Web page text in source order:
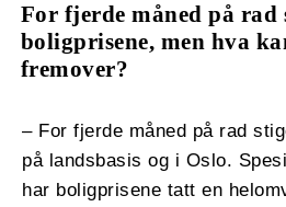
For fjerde måned på rad
boligprisene, men hva
fremover?
– For fjerde måned på rad
på landsbasis og i Oslo.
har boligprisene tatt en